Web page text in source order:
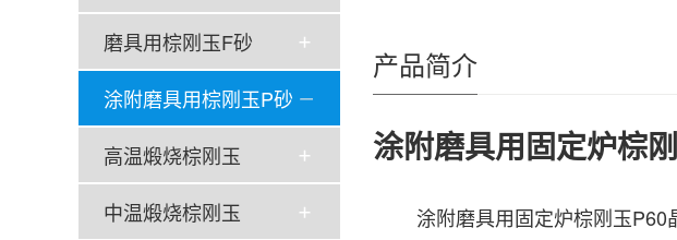
磨具用棕刚玉F砂
涂附磨具用棕刚玉P砂
高温煅烧棕刚玉
中温煅烧棕刚玉
产品简介
涂附磨具用固定炉棕
涂附磨具用固定炉棕刚玉